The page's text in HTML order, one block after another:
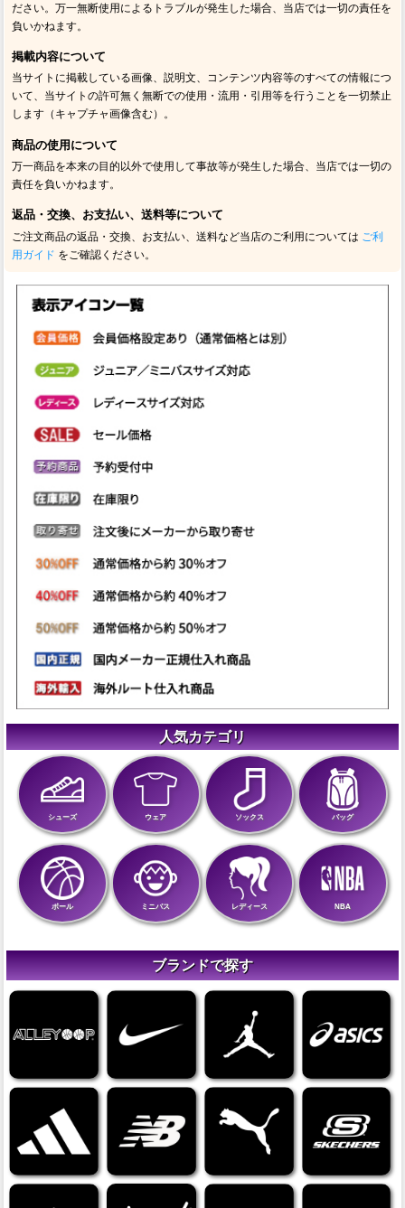
ださい。万一無断使用によるトラブルが発生した場合、当店では一切の責任を
負いかねます。
掲載内容について
当サイトに掲載している画像、説明文、コンテンツ内容等のすべての情報につ
いて、当サイトの許可無く無断での使用・流用・引用等を行うことを一切禁止
します（キャプチャ画像含む）。
商品の使用について
万一商品を本来の目的以外で使用して事故等が発生した場合、当店では一切の
責任を負いかねます。
返品・交換、お支払い、送料等について
ご注文商品の返品・交換、お支払い、送料など当店のご利用については ご利
用ガイド をご確認ください。
人気カテゴリ
シューズ ウェア ソックス バッグ
ボール ミニバス レディース NBA
ブランドで探す